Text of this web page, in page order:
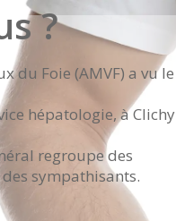
?
du Foie (AMVF) a vu le
hépatologie, à Clichy
regroupe des
sympathisants.